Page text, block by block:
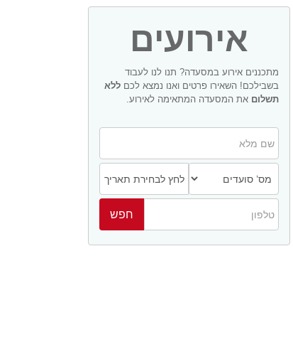
אירועים
מתכננים אירוע במסעדה? תנו לנו לעבוד
בשבילכם! השאירו פרטים ואנו נמצא לכם ללא
תשלום את המסעדה המתאימה לאירוע.